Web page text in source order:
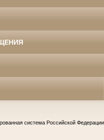
система Российской